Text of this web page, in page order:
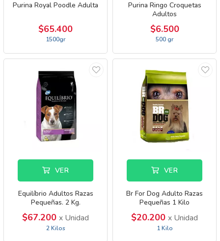
Purina Royal Poodle Adulta
$65.400
1500gr
Purina Ringo Croquetas
Adultos
$6.500
500 gr
VER
Equilíbrio Adultos Razas
Pequeñas. 2 Kg.
$67.200 x Unidad
2 Kilos
VER
Br For Dog Adulto Razas
Pequeñas 1 Kilo
$20.200 x Unidad
1 Kilo